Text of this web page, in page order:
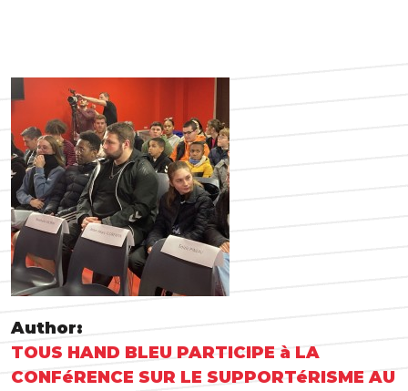
Author:
TOUS HAND BLEU PARTICIPE à LA
CONFéRENCE SUR LE SUPPORTéRISME AU